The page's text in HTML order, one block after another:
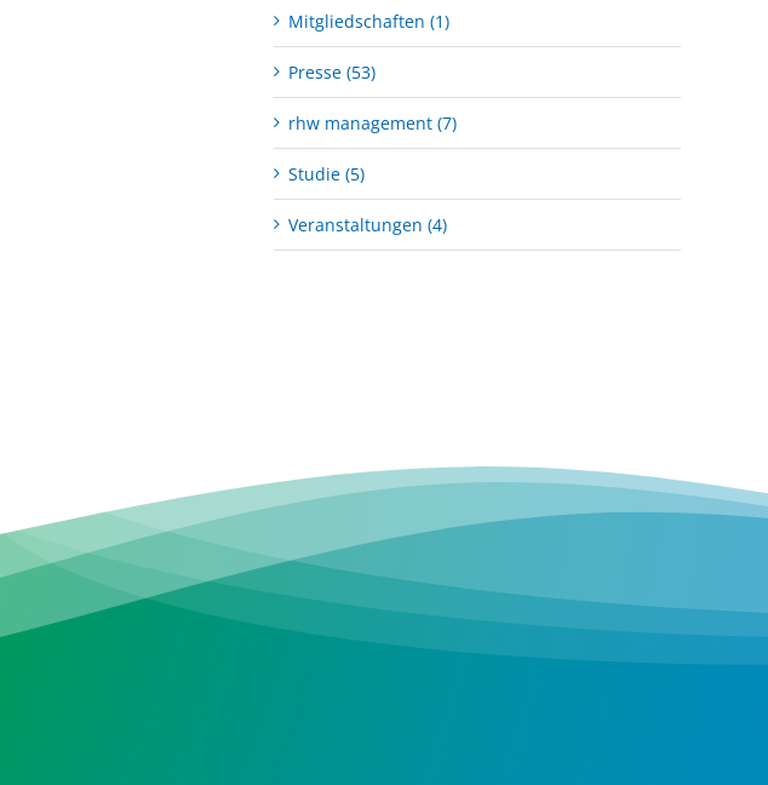
Mitgliedschaften (1)
Presse (53)
rhw management (7)
Studie (5)
Veranstaltungen (4)